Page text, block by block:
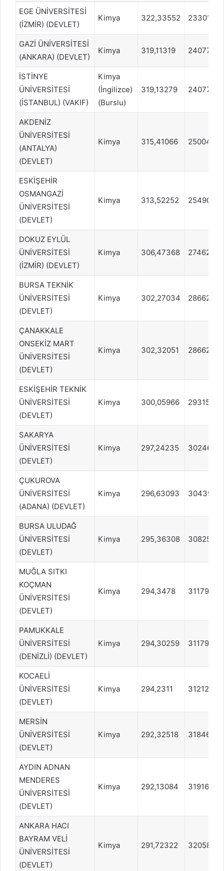
EGE ÜNİVERSİTESİ
(İZMİR) (DEVLET)
Kimya 322,33552 233013
GAZİ ÜNİVERSİTESİ
(ANKARA) (DEVLET)
Kimya 319,11319 240772
İSTİNYE
ÜNİVERSİTESİ
(İSTANBUL) (VAKIF)
Kimya
(İngilizce)
(Burslu)
319,13279 240772
AKDENİZ
ÜNİVERSİTESİ
(ANTALYA)
(DEVLET)
Kimya 315,41066 250040
ESKİŞEHİR
OSMANGAZİ
ÜNİVERSİTESİ
(DEVLET)
Kimya 313,52252 254901
DOKUZ EYLÜL
ÜNİVERSİTESİ
(İZMİR) (DEVLET)
Kimya 306,47368 274628
BURSA TEKNİK
ÜNİVERSİTESİ
(DEVLET)
Kimya 302,27034 286620
ÇANAKKALE
ONSEKİZ MART
ÜNİVERSİTESİ
(DEVLET)
Kimya 302,32051 286620
ESKİŞEHİR TEKNİK
ÜNİVERSİTESİ
(DEVLET)
Kimya 300,05966 293154
SAKARYA
ÜNİVERSİTESİ
(DEVLET)
Kimya 297,24235 302464
ÇUKUROVA
ÜNİVERSİTESİ
(ADANA) (DEVLET)
Kimya 296,63093 304396
BURSA ULUDAĞ
ÜNİVERSİTESİ
(DEVLET)
Kimya 295,36308 308258
MUĞLA SITKI
KOÇMAN
ÜNİVERSİTESİ
(DEVLET)
Kimya 294,3478 311799
PAMUKKALE
ÜNİVERSİTESİ
(DENİZLİ) (DEVLET)
Kimya 294,30259 311799
KOCAELİ
ÜNİVERSİTESİ
(DEVLET)
Kimya 294,2311 312121
MERSİN
ÜNİVERSİTESİ
(DEVLET)
Kimya 292,32518 318462
AYDIN ADNAN
MENDERES
ÜNİVERSİTESİ
(DEVLET)
Kimya 292,13084 319169
ANKARA HACI
BAYRAM VELİ
ÜNİVERSİTESİ
(DEVLET)
Kimya 291,72322 320583